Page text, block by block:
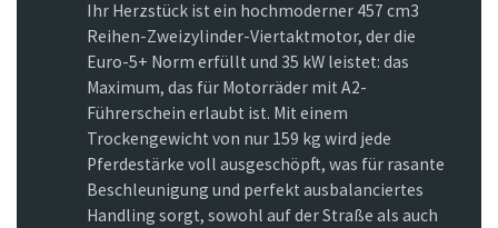
Ihr Herzstück ist ein hochmoderner 457 cm3
Reihen-Zweizylinder-Viertaktmotor, der die
Euro-5+ Norm erfüllt und 35 kW leistet: das
Maximum, das für Motorräder mit A2-
Führerschein erlaubt ist. Mit einem
Trockengewicht von nur 159 kg wird jede
Pferdestärke voll ausgeschöpft, was für rasante
Beschleunigung und perfekt ausbalanciertes
Handling sorgt, sowohl auf der Straße als auch